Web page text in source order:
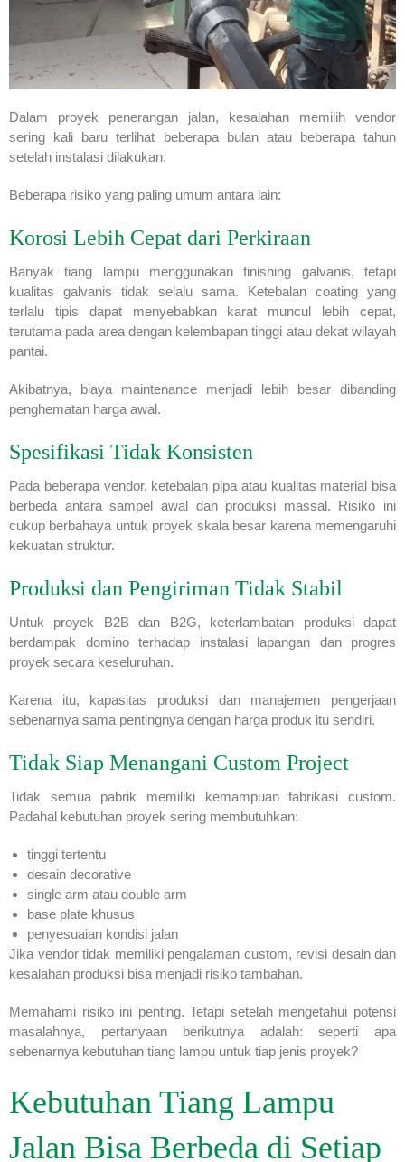
Dalam proyek penerangan jalan, kesalahan memilih vendor
sering kali baru terlihat beberapa bulan atau beberapa tahun
setelah instalasi dilakukan.
Beberapa risiko yang paling umum antara lain:
Korosi Lebih Cepat dari Perkiraan
Banyak tiang lampu menggunakan finishing galvanis, tetapi
kualitas galvanis tidak selalu sama. Ketebalan coating yang
terlalu tipis dapat menyebabkan karat muncul lebih cepat,
terutama pada area dengan kelembapan tinggi atau dekat wilayah
pantai.
Akibatnya, biaya maintenance menjadi lebih besar dibanding
penghematan harga awal.
Spesifikasi Tidak Konsisten
Pada beberapa vendor, ketebalan pipa atau kualitas material bisa
berbeda antara sampel awal dan produksi massal. Risiko ini
cukup berbahaya untuk proyek skala besar karena memengaruhi
kekuatan struktur.
Produksi dan Pengiriman Tidak Stabil
Untuk proyek B2B dan B2G, keterlambatan produksi dapat
berdampak domino terhadap instalasi lapangan dan progres
proyek secara keseluruhan.
Karena itu, kapasitas produksi dan manajemen pengerjaan
sebenarnya sama pentingnya dengan harga produk itu sendiri.
Tidak Siap Menangani Custom Project
Tidak semua pabrik memiliki kemampuan fabrikasi custom.
Padahal kebutuhan proyek sering membutuhkan:
tinggi tertentu
desain decorative
single arm atau double arm
base plate khusus
penyesuaian kondisi jalan
Jika vendor tidak memiliki pengalaman custom, revisi desain dan
kesalahan produksi bisa menjadi risiko tambahan.
Memahami risiko ini penting. Tetapi setelah mengetahui potensi
masalahnya, pertanyaan berikutnya adalah: seperti apa
sebenarnya kebutuhan tiang lampu untuk tiap jenis proyek?
Kebutuhan Tiang Lampu
Jalan Bisa Berbeda di Setiap